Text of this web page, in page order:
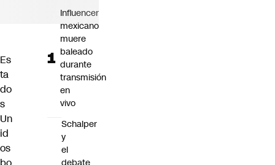
Es
ta
do
s
Un
id
os
Influencer
mexicano
muere
baleado
durante
transmisión
en
vivo
Schalper
y
el
debate